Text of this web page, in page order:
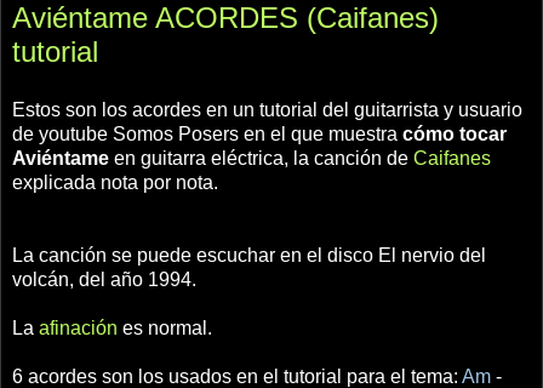
Aviéntame ACORDES (Caifanes)
tutorial
Estos son los acordes en un tutorial del guitarrista y usuario
de youtube Somos Posers en el que muestra cómo tocar
Aviéntame en guitarra eléctrica, la canción de Caifanes
explicada nota por nota.
La canción se puede escuchar en el disco El nervio del
volcán, del año 1994.
La afinación es normal.
6 acordes son los usados en el tutorial para el tema: Am -